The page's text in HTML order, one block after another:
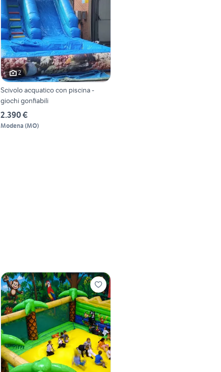
2
Scivolo acquatico con piscina -
giochi gonfiabili
2.390 €
Modena (MO)